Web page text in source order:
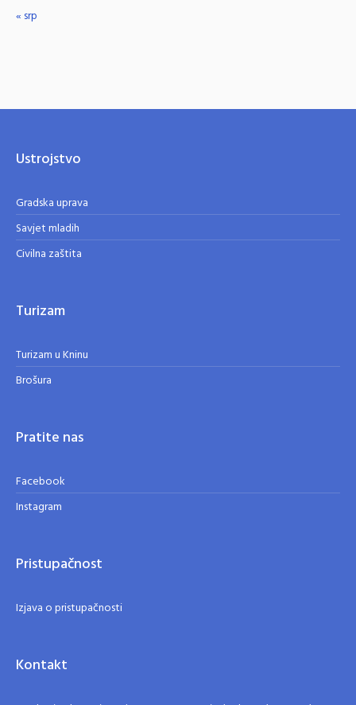
« srp
Ustrojstvo
Gradska uprava
Savjet mladih
Civilna zaštita
Turizam
Turizam u Kninu
Brošura
Pratite nas
Facebook
Instagram
Pristupačnost
Izjava o pristupačnosti
Kontakt